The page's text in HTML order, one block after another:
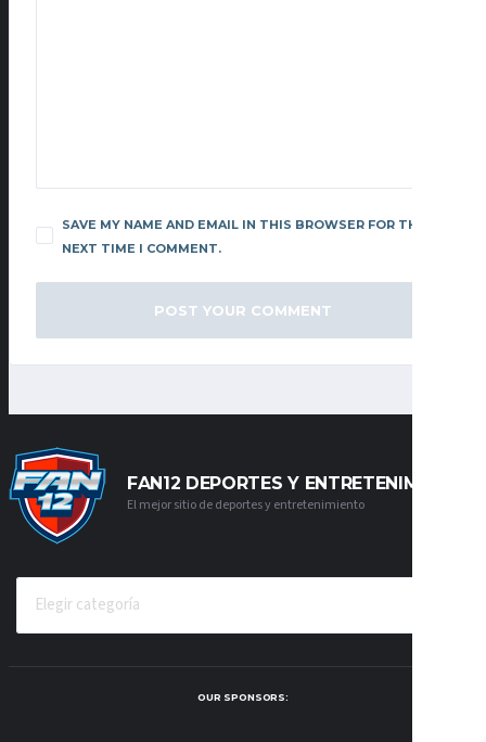
SAVE MY NAME AND EMAIL IN THIS BROWSER FOR THE
NEXT TIME I COMMENT.
FAN12 DEPORTES Y ENTRETENIMIENTO
El mejor sitio de deportes y entretenimiento
OUR SPONSORS: